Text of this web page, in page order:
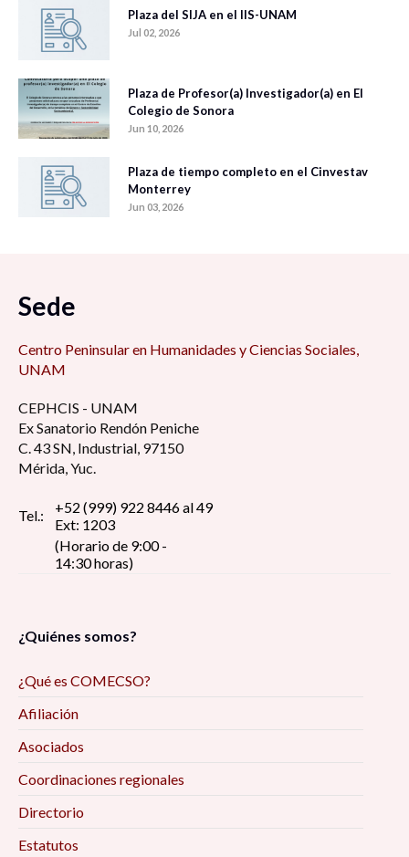
Plaza del SIJA en el IIS-UNAM
Jul 02, 2026
Plaza de Profesor(a) Investigador(a) en El
Colegio de Sonora
Jun 10, 2026
Plaza de tiempo completo en el Cinvestav
Monterrey
Jun 03, 2026
Sede
Centro Peninsular en Humanidades y Ciencias Sociales,
UNAM
CEPHCIS - UNAM
Ex Sanatorio Rendón Peniche
C. 43 SN, Industrial, 97150
Mérida, Yuc.
Tel.:
+52 (999) 922 8446 al 49
Ext: 1203
(Horario de 9:00 -
14:30 horas)
¿Quiénes somos?
¿Qué es COMECSO?
Afiliación
Asociados
Coordinaciones regionales
Directorio
Estatutos